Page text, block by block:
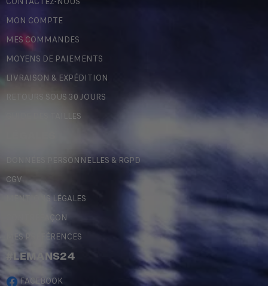
MON COMPTE
MES COMMANDES
MOYENS DE PAIEMENTS
LIVRAISON & EXPÉDITION
RETOURS SOUS 30 JOURS
GUIDE DES TAILLES
DONNÉES PERSONNELLES & RGPD
CGV
MENTIONS LÉGALES
CONTREFAÇON
MES PRÉFÉRENCES
#LEMANS24
FACEBOOK